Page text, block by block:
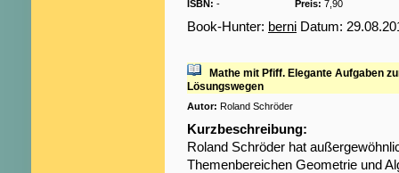
ISBN: - Preis: 7,90
Book-Hunter: berni Datum:
Mathe mit Pfiff. Elegante Aufgaben
Lösungswegen
Autor: Roland Schröder
Kurzbeschreibung:
Roland Schröder hat
Themenbereichen Geometrie und